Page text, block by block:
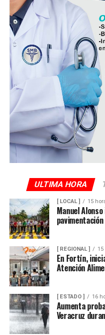
En el evento participaron
personal de la Dirección
Hidrosistema de
Participación Ciudadana,
el Comité de Obra.
La administración
proyectos forma parte
de infraestructura básica
presente ejercicio, con el
servicios que han
las principales demandas
ULTIMA HORA
[ LOCAL ] 15
Manuel
[ REGIONAL ]
En Fortín,
Atención
[ ESTADO ] 16
Aumenta
Veracruz